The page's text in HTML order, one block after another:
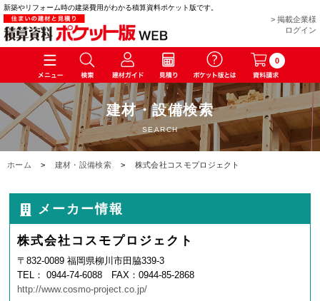
新築やリフォーム時の建築費用がわかる積算資料ポケット版です。
> 掲載企業様
ログイン
0
建材・設備検索
SEARCH
ホーム > 建材・設備検索 > 株式会社コスモプロジェクト
メーカー情報
株式会社コスモプロジェクト
〒832-0089 福岡県柳川市田脇339-3
TEL： 0944-74-6088 FAX：0944-85-2868
http://www.cosmo-project.co.jp/